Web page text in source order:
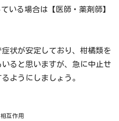
いる場合は【医師・薬剤師】
状が安定しており、柑橘類を
ると思いますが、急に中止せ
ようにしましょう。
相互作用